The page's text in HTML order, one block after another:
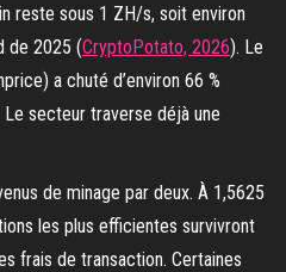
reste sous 1 ZH/s, soit environ
de 2025 (CryptoPotato, 2026). Le
a chuté d’environ 66 %
secteur traverse déjà une
de minage par deux. À 1,5625
les plus efficientes survivront
frais de transaction. Certaines